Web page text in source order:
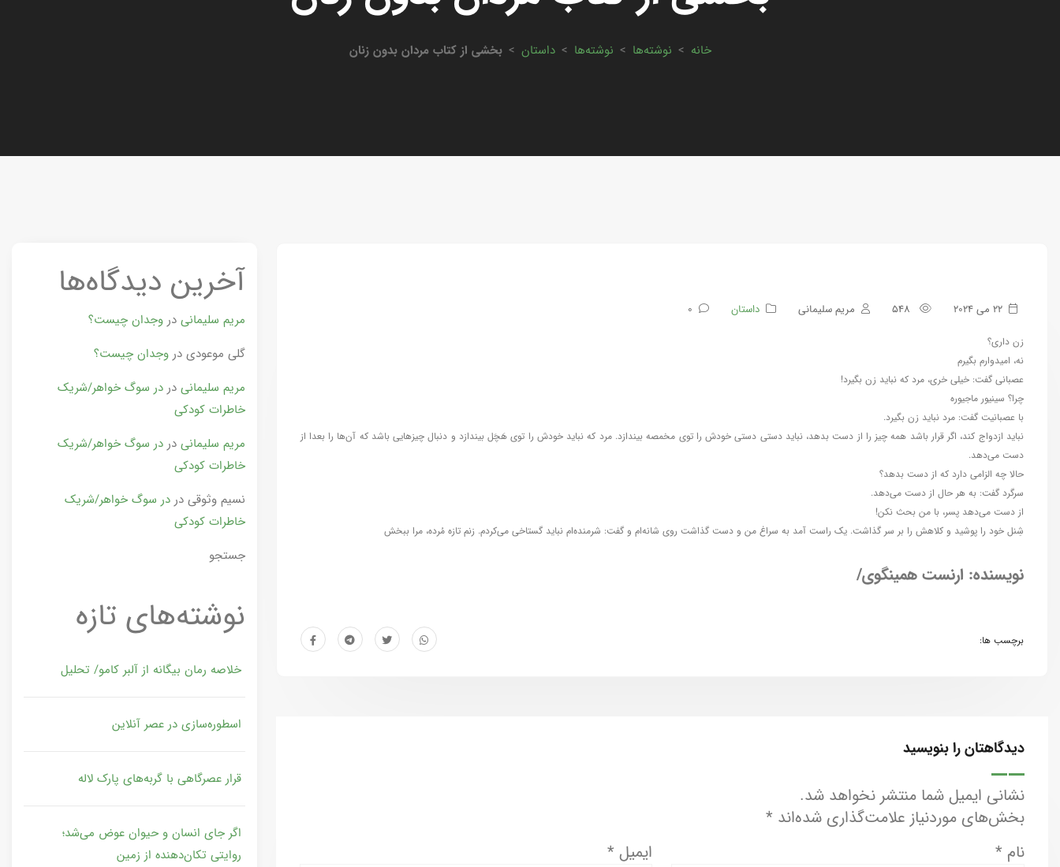
خانه > نوشته‌ها > نوشته‌ها > داستان > بخشی از کتاب مردان بدون زنان
22 می 2024 مریم سلیمانی داستان 0
زن داری؟
نه، امیدوارم بگیرم
عصبانی گفت: خیلی خری، مرد که نباید زن بگیرد!
چرا؟ سینیور ماجیوره
با عصبانیت گفت: مرد نباید زن بگیرد.
نباید ازدواج کند، اگر قرار باشد همه چیز را از دست بدهد، نباید دستی دستی خودش را توی مخمصه بیندازد. مرد که نباید خودش را توی هَچَل بیندازد و دنبال چیزهایی باشد که آن‌ها را بعدا از
دست می‌دهد.
حالا چه الزامی دارد که از دست بدهد؟
سرگرد گفت: به هر حال از دست می‌دهد.
از دست می‌دهد پسر، با من بحث نکن!
شِنل خود را پوشید و کلاهش را بر سر گذاشت. یک راست آمد به سراغ من و دست گذاشت روی شانه‌ام و گفت: شرمنده‌ام نباید گستاخی می‌کردم. زنم تازه مُرده، مرا ببخش
نویسنده: ارنست همینگوی/
برچسب ها:
دیدگاهتان را بنویسید
نشانی ایمیل شما منتشر نخواهد شد.
بخش‌های موردنیاز علامت‌گذاری شده‌اند *
نام * ایمیل *
آخرین دیدگاه‌ها
مریم سلیمانی دروجدان چیست؟
گلی موعودی دروجدان چیست؟
مریم سلیمانی دردر سوگ خواهر/شریک
خاطرات کودکی
مریم سلیمانی دردر سوگ خواهر/شریک
خاطرات کودکی
نسیم وثوقی دردر سوگ خواهر/شریک
خاطرات کودکی
جستجو
نوشته‌های تازه
خلاصه رمان بیگانه از آلبر کامو/ تحلیل
اسطوره‌سازی در عصر آنلاین
قرار عصرگاهی با گربه‌های پارک لاله
اگر جای انسان و حیوان عوض می‌شد؛
روایتی تکان‌دهنده از زمین